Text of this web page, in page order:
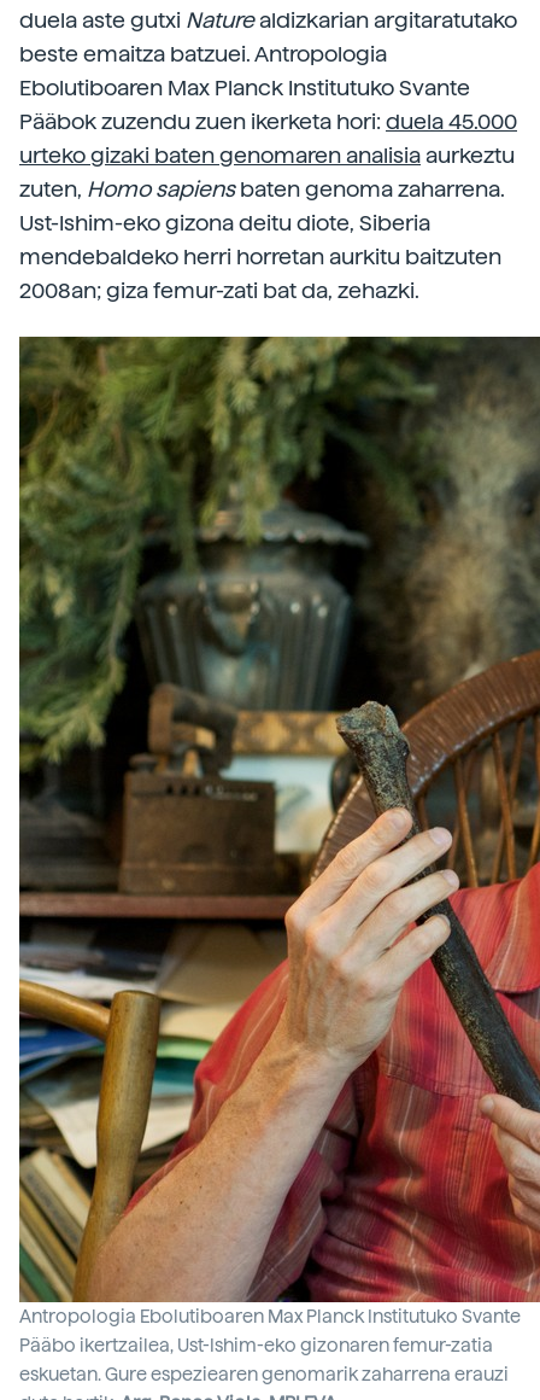
duela aste gutxi Naturealdizkarian argitaratutako
beste emaitza batzuei. Antropologia
Ebolutiboaren Max Planck Institutuko Svante
Pääbok zuzendu zuen ikerketa hori: duela 45.000
urteko gizaki baten genomaren analisia aurkeztu
zuten, Homo sapiensbaten genoma zaharrena.
Ust-Ishim-eko gizona deitu diote, Siberia
mendebaldeko herri horretan aurkitu baitzuten
2008an; giza femur-zati bat da, zehazki.
Antropologia Ebolutiboaren Max Planck Institutuko Svante
Pääbo ikertzailea, Ust-Ishim-eko gizonaren femur-zatia
eskuetan. Gure espeziearen genomarik zaharrena erauzi